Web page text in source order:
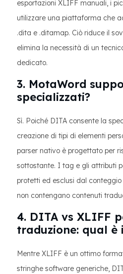
esportazioni XLIFF manuali, i
utilizzare una piattaforma che
.dita e .ditamap. Ciò riduce il
elimina la necessità di un
dedicato.
3. MotaWord
specializzati?
Sì. Poiché DITA consente la
creazione di tipi di elementi
parser nativo è progettato per
sottostante. I tag e gli attributi
protetti ed esclusi dal
non contengano contenuti
4. DITA vs XLIFF
traduzione: qual è
Mentre XLIFF è un ottimo
stringhe software generiche,